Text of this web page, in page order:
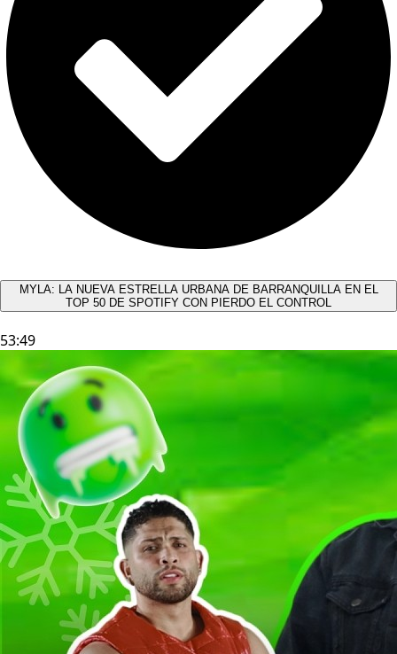
MYLA: LA NUEVA ESTRELLA URBANA DE BARRANQUILLA EN EL
TOP 50 DE SPOTIFY CON PIERDO EL CONTROL
53:49